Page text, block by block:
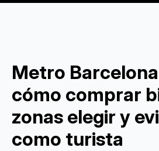
Metro
cómo comprar
zonas elegir y
como turista